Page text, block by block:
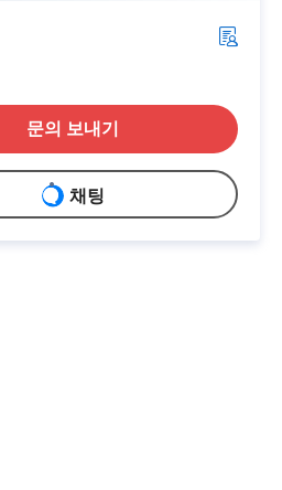
문의 보내기
채팅